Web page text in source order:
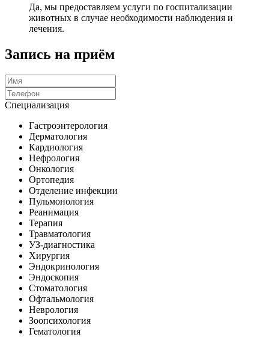
Да, мы предоставляем услуги по госпитализации
животных в случае необходимости наблюдения и
лечения.
Запись на приём
Специализация
Гастроэнтерология
Дерматология
Кардиология
Нефрология
Онкология
Ортопедия
Отделение инфекции
Пульмонология
Реанимация
Терапия
Травматология
УЗ-диагностика
Хирургия
Эндокринология
Эндоскопия
Стоматология
Офтальмология
Неврология
Зоопсихология
Гематология